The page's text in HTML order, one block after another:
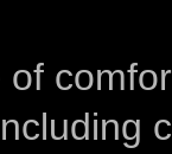
of